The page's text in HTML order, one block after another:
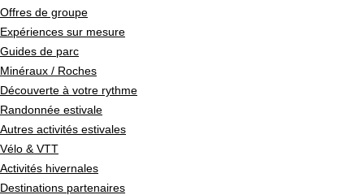
Offres de groupe
Expériences sur mesure
Guides de parc
Minéraux / Roches
Découverte à votre rythme
Randonnée estivale
Autres activités estivales
Vélo & VTT
Activités hivernales
Destinations partenaires